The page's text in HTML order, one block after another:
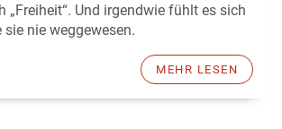
„Freiheit“. Und irgendwie fühlt es sich
nie weggewesen.
MEHR LESEN